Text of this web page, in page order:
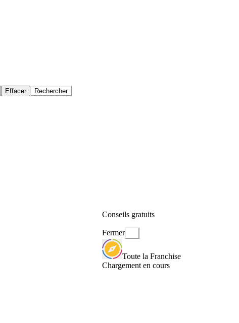
Effacer Rechercher
Conseils gratuits
Fermer
Toute la Franchise
Chargement en cours